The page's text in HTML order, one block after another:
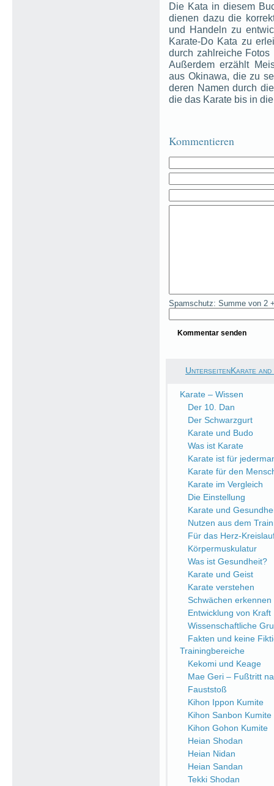
Die Kata in diesem
dienen dazu die
und Handeln zu
Karate-Do Kata zu
durch zahlreiche Fotos
Außerdem erzählt
aus Okinawa, die zu
deren Namen durch
die das Karate bis in
Kommentieren
Spamschutz: Summe von 2
UnterseitenKarate and
Karate – Wissen
Der 10. Dan
Der Schwarzgurt
Karate und Budo
Was ist Karate
Karate ist für
Karate für den
Karate im Vergleich
Die Einstellung
Karate und
Nutzen aus dem
Für das Herz-
Körpermuskulatur
Was ist Gesundheit?
Karate und Geist
Karate verstehen
Schwächen erkennen
Entwicklung von Kraft
Wissenschaftliche
Fakten und keine
Trainingbereiche
Kekomi und Keage
Mae Geri – Fußtritt
Fauststoß
Kihon Ippon Kumite
Kihon Sanbon Kumite
Kihon Gohon Kumite
Heian Shodan
Heian Nidan
Heian Sandan
Tekki Shodan